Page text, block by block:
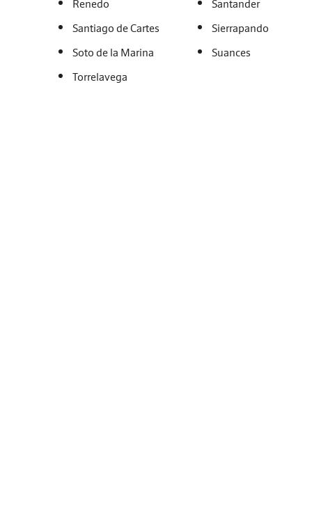
Renedo
Santander
Santiago de Cartes
Sierrapando
Soto de la Marina
Suances
Torrelavega